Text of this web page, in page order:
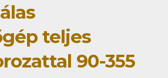
teljes
90-355